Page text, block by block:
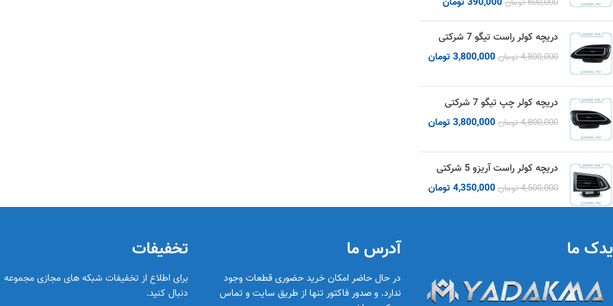
600,000 تومان
دریچه کولر راست تیگو 7 شرکتی
4,800,000 تومان 3,800,000تومان
دریچه کولر چپ تیگو 7 شرکتی
4,800,000 تومان 3,800,000تومان
دریچه کولر راست آریزو 5 شرکتی
4,500,000 تومان 4,350,000تومان
یدک ما آدرس ما
در حال حاضر امکان خرید حضوری قطعات وجود
ندارد. و صدور فاکتور تنها از طریق سایت و تماس
تخفیفات
برای اطلاع از تخفیفات شبکه های مجازی مجموعه
دنبال کنید.